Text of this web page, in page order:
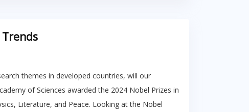
Trends
themes in developed countries, will our
of Sciences awarded the 2024 Nobel Prizes in
Literature, and Peace. Looking at the Nobel